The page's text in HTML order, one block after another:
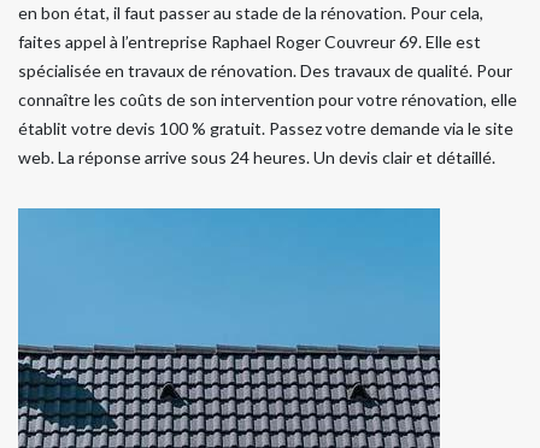
en bon état, il faut passer au stade de la rénovation. Pour cela,
faites appel à l’entreprise Raphael Roger Couvreur 69. Elle est
spécialisée en travaux de rénovation. Des travaux de qualité. Pour
connaître les coûts de son intervention pour votre rénovation, elle
établit votre devis 100 % gratuit. Passez votre demande via le site
web. La réponse arrive sous 24 heures. Un devis clair et détaillé.